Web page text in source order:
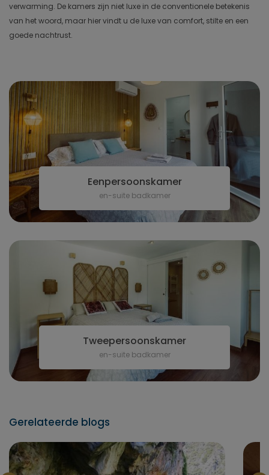
verwarming. De kamers zijn niet luxe in de conventionele betekenis
van het woord, maar hier vindt u de luxe van comfort, stilte en een
goede nachtrust.
Eenpersoonskamer
en-suite badkamer
Tweepersoonskamer
en-suite badkamer
Gerelateerde blogs